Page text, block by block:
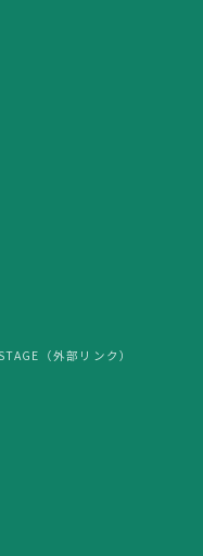
（外部リンク）